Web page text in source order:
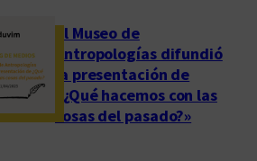
El Museo de
Antropologías difundió
la presentación de
«¿Qué hacemos con las
cosas del pasado?»